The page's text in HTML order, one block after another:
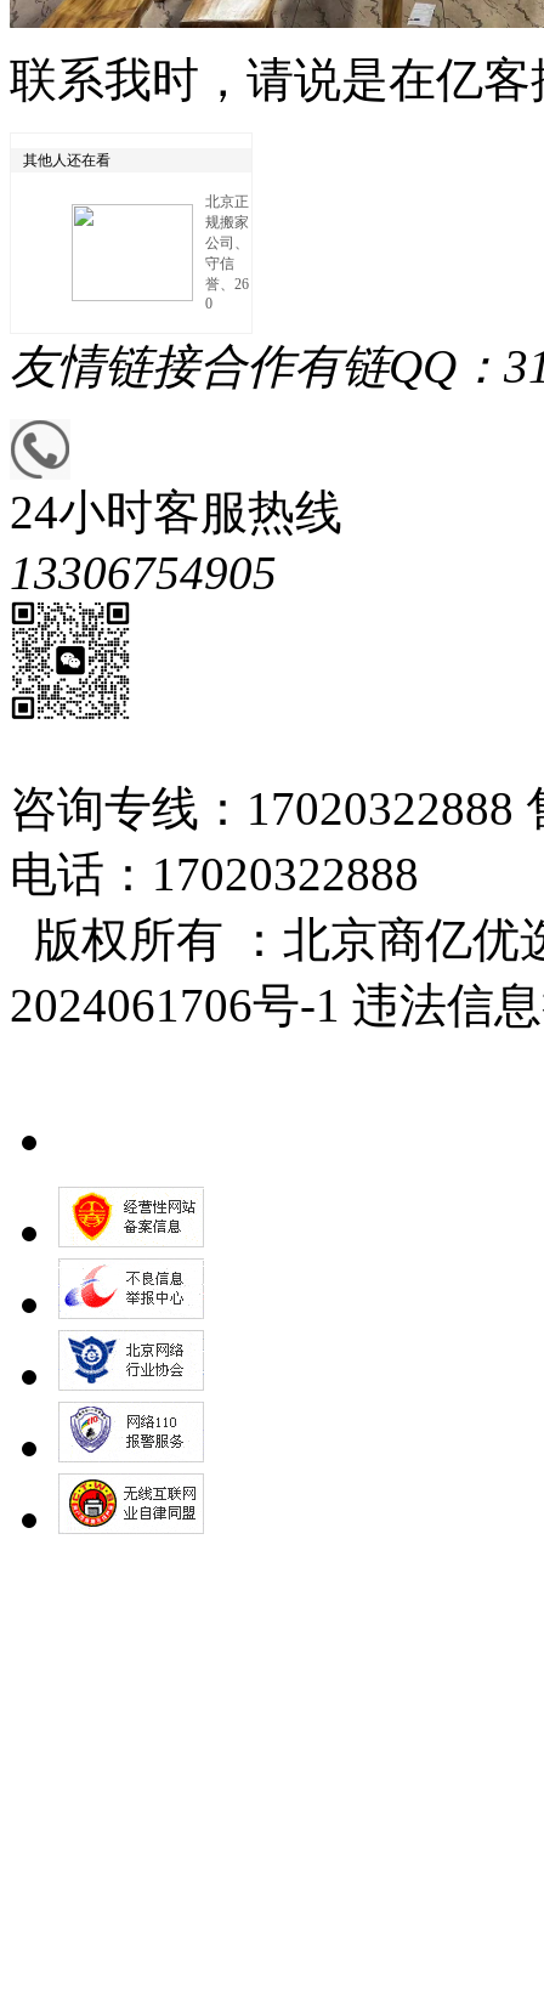
联系我时，请说是在亿
其他人还在看
北京正
规搬家
公司、
守信
誉、26
0
友情链接合作有链QQ：
24小时客服热线
13306754905
咨询专线：17020322888
电话：17020322888
版权所有 ：北京商亿优
2024061706号-1 违法信